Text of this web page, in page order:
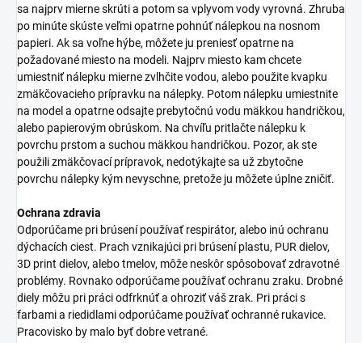
sa najprv mierne skrúti a potom sa vplyvom vody vyrovná. Zhruba
po minúte skúste veľmi opatrne pohnúť nálepkou na nosnom
papieri. Ak sa voľne hýbe, môžete ju preniesť opatrne na
požadované miesto na modeli. Najprv miesto kam chcete
umiestniť nálepku mierne zvlhčite vodou, alebo použite kvapku
zmäkčovacieho prípravku na nálepky. Potom nálepku umiestnite
na model a opatrne odsajte prebytočnú vodu mäkkou handričkou,
alebo papierovým obrúskom. Na chvíľu pritlačte nálepku k
povrchu prstom a suchou mäkkou handričkou. Pozor, ak ste
použili zmäkčovací prípravok, nedotýkajte sa už zbytočne
povrchu nálepky kým nevyschne, pretože ju môžete úplne zničiť.
Ochrana zdravia
Odporúčame pri brúsení používať respirátor, alebo inú ochranu
dýchacích ciest. Prach vznikajúci pri brúsení plastu, PUR dielov,
3D print dielov, alebo tmelov, môže neskôr spôsobovať zdravotné
problémy. Rovnako odporúčame používať ochranu zraku. Drobné
diely môžu pri práci odfrknúť a ohroziť váš zrak. Pri práci s
farbami a riedidlami odporúčame používať ochranné rukavice.
Pracovisko by malo byť dobre vetrané.